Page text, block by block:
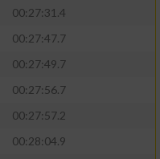
00:27:31.4
00:27:47.7
00:27:49.7
00:27:56.7
00:27:57.2
00:28:04.9